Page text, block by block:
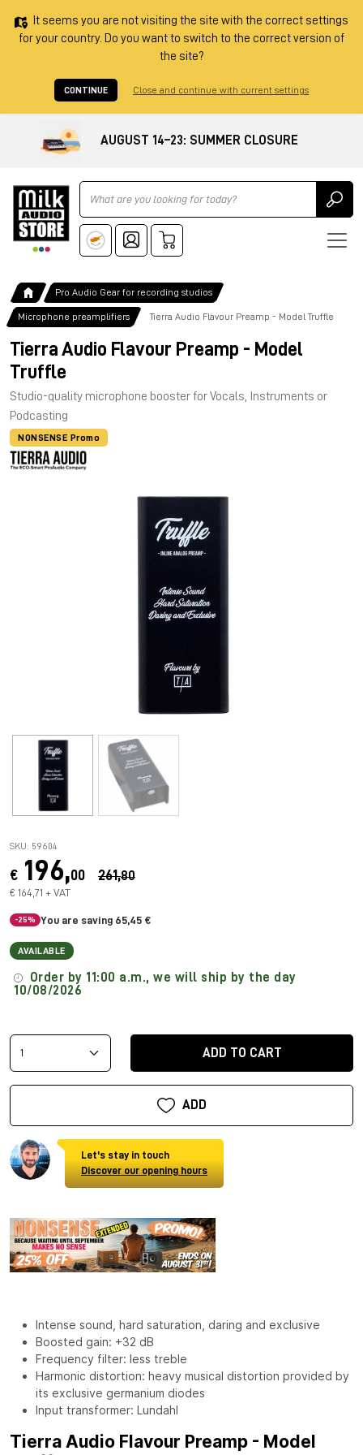
It seems you are not visiting the site with the correct settings
for your country. Do you want to switch to the correct version of
the site?
CONTINUE Close and continue with current settings
AUGUST 14–23: SUMMER CLOSURE
Ricerca
Pro Audio Gear for recording studios
Microphone preamplifiers Tierra Audio Flavour Preamp - Model Truffle
Tierra Audio Flavour Preamp - Model
Truffle
Studio-quality microphone booster for Vocals, Instruments or
Podcasting
NONSENSE Promo
SKU: 59604
€ 196,00 261,80
€ 164,71 + VAT
-25% You are saving 65,45 €
AVAILABLE
Order by 11:00 a.m., we will ship by the day
10/08/2026
ADD TO CART
ADD
Let's stay in touch
Discover our opening hours
Intense sound, hard saturation, daring and exclusive
Boosted gain: +32 dB
Frequency filter: less treble
Harmonic distortion: heavy musical distortion provided by
its exclusive germanium diodes
Input transformer: Lundahl
Tierra Audio Flavour Preamp - Model